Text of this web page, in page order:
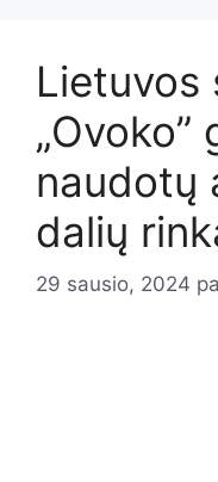
Lietuvos
„Ovoko”
naudotų
dalių
29 sausio, 2024